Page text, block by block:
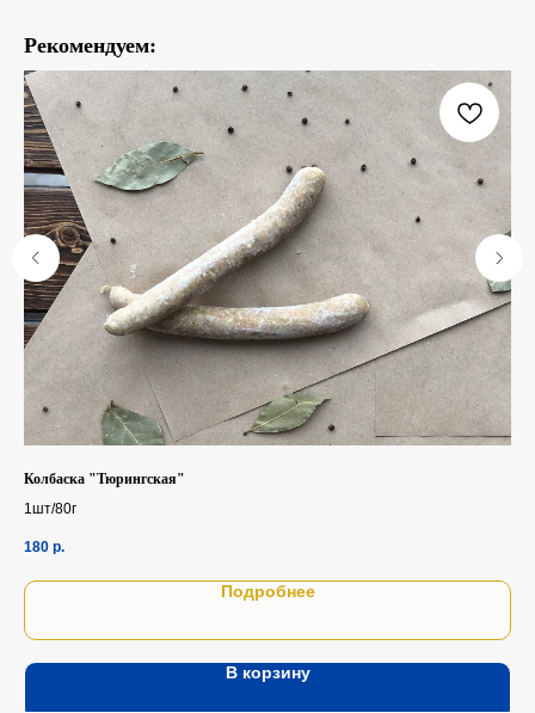
Рекомендуем:
Колбаска "Тюрингская"
1шт/80г
180 р.
Подробнее
В корзину